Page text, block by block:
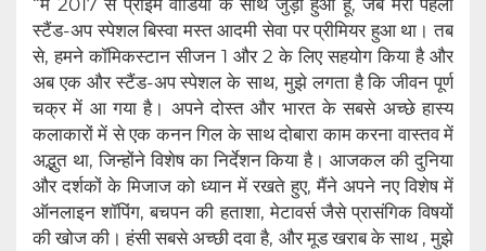
“मैं 2017 से प्राइम वीडियो के साथ जुड़ा हुआ हूं, जब मेरा पहला
स्टैंड-अप स्पेशल बिस्वा मस्त आदमी सेवा पर प्रीमियर हुआ था। तब
से, हमने कॉमिकस्टान सीजन 1 और 2 के लिए सहयोग किया है और
अब एक और स्टैंड-अप स्पेशल के साथ, मुझे लगता है कि जीवन पूर्ण
चक्र में आ गया है। अपने दोस्त और भारत के सबसे अच्छे हास्य
कलाकारों में से एक कनन गिल के साथ दोबारा काम करना वास्तव में
अद्भुत था, जिन्होंने विशेष का निर्देशन किया है। आजकल की दुनिया
और दर्शकों के मिजाज को ध्यान में रखते हुए, मैंने अपने नए विशेष में
ऑनलाइन शॉपिंग, बचपन की हताशा, मेटावर्स जैसे प्रासंगिक विषयों
की खोज की। हंसी सबसे अच्छी दवा है, और मूड खराब के साथ , मुझे